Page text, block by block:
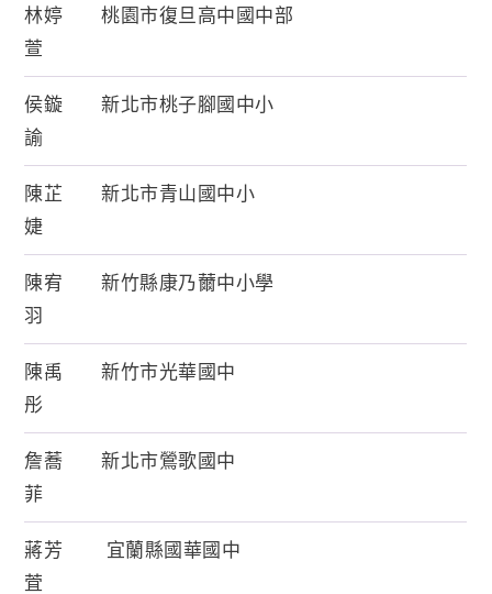
林婷
萱
桃園市復旦高中國中部
侯鏇
諭
新北市桃子腳國中小
陳芷
婕
新北市青山國中小
陳宥
羽
新竹縣康乃薾中小學
陳禹
彤
新竹市光華國中
詹蕎
菲
新北市鶯歌國中
蔣芳
萓
宜蘭縣國華國中